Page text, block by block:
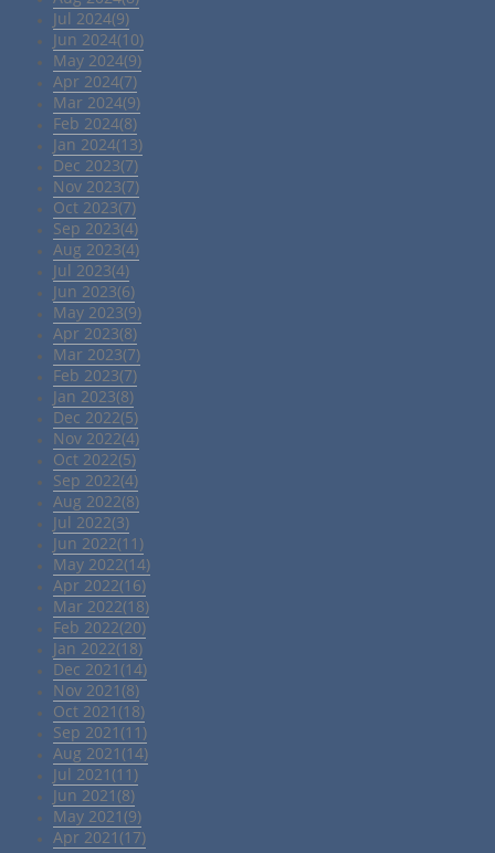
Jul 2024(9)
Jun 2024(10)
May 2024(9)
Apr 2024(7)
Mar 2024(9)
Feb 2024(8)
Jan 2024(13)
Dec 2023(7)
Nov 2023(7)
Oct 2023(7)
Sep 2023(4)
Aug 2023(4)
Jul 2023(4)
Jun 2023(6)
May 2023(9)
Apr 2023(8)
Mar 2023(7)
Feb 2023(7)
Jan 2023(8)
Dec 2022(5)
Nov 2022(4)
Oct 2022(5)
Sep 2022(4)
Aug 2022(8)
Jul 2022(3)
Jun 2022(11)
May 2022(14)
Apr 2022(16)
Mar 2022(18)
Feb 2022(20)
Jan 2022(18)
Dec 2021(14)
Nov 2021(8)
Oct 2021(18)
Sep 2021(11)
Aug 2021(14)
Jul 2021(11)
Jun 2021(8)
May 2021(9)
Apr 2021(17)